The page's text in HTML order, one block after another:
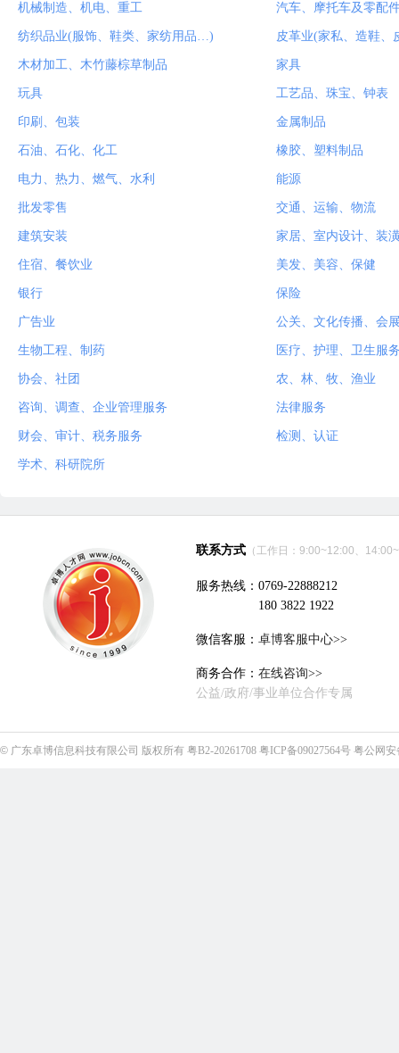
机械制造、机电、重工 汽车、摩托车及零配
纺织品业(服饰、鞋类、家纺用品…) 皮革业(家私、造鞋
木材加工、木竹藤棕草制品 家具
玩具 工艺品、珠宝、钟表
印刷、包装 金属制品
石油、石化、化工 橡胶、塑料制品
电力、热力、燃气、水利 能源
批发零售 交通、运输、物流
建筑安装 家居、室内设计、装
住宿、餐饮业 美发、美容、保健
银行 保险
广告业 公关、文化传播、会
生物工程、制药 医疗、护理、卫生服
协会、社团 农、林、牧、渔业
咨询、调查、企业管理服务 法律服务
财会、审计、税务服务 检测、认证
学术、科研院所
联系方式 （工作日：9:00~12:00、
服务热线：0769-22888212
180 3822 1922
微信客服： 卓博客服中心>>
商务合作： 在线咨询>>
公益/政府/事业单位合作专属
© 广东卓博信息科技有限公司 版权所有 粤B2-20261708 粤ICP备09027564号 粤公网安